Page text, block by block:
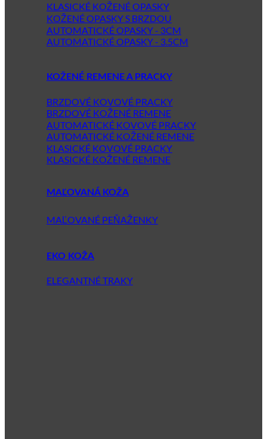
KLASICKÉ KOŽENÉ OPASKY
KOŽENÉ OPASKY S BRZDOU
AUTOMATICKÉ OPASKY - 3CM
AUTOMATICKÉ OPASKY - 3.5CM
KOŽENÉ REMENE A PRACKY
BRZDOVÉ KOVOVÉ PRACKY
BRZDOVÉ KOŽENÉ REMENE
AUTOMATICKÉ KOVOVÉ PRACKY
AUTOMATICKÉ KOŽENÉ REMENE
KLASICKÉ KOVOVÉ PRACKY
KLASICKÉ KOŽENÉ REMENE
MAĽOVANÁ KOŽA
MAĽOVANÉ PEŇAŽENKY
EKO KOŽA
ELEGANTNÉ TRAKY